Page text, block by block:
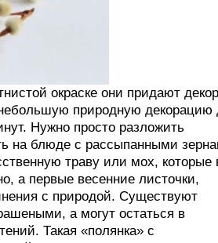
окраске они придают
природную декорацию
Нужно просто разложить
на блюде с рассыпанными
траву или мох, которые
а первые весенние листочки,
с природой. Существуют
а могут остаться в
Такая «полянка» с